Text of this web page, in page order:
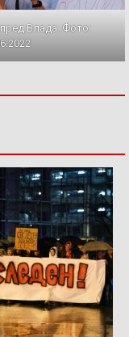
Влада. Фото: